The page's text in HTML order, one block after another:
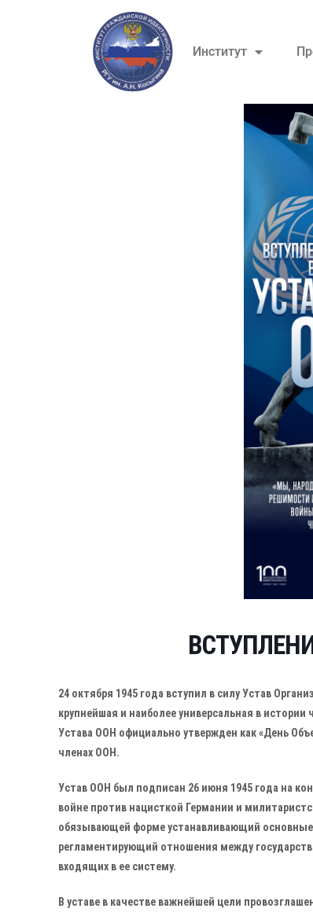
Институт
24 октября 1945 года вступил в силу Устав
крупнейшая и наиболее универсальная в
Устава ООН официально утвержден как «День
членах ООН.
Устав ООН был подписан 26 июня 1945 года на
войне против нацисткой Германии и
обязывающей форме устанавливающий
регламентирующий отношения между
входящих в ее систему.
В уставе в качестве важнейшей цели